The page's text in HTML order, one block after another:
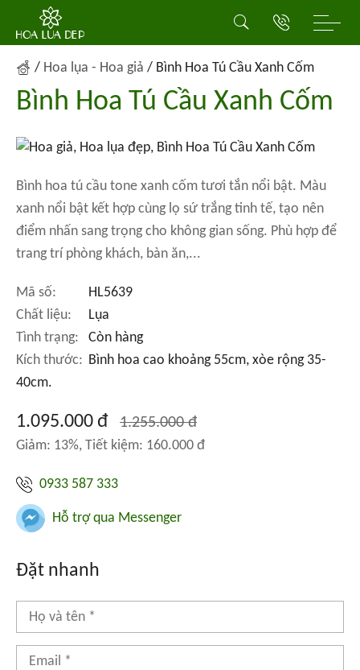
/ Hoa lụa - Hoa giả / Bình Hoa Tú Cầu Xanh Cốm
Bình Hoa Tú Cầu Xanh Cốm
Bình hoa tú cầu tone xanh cốm tươi tắn nổi bật. Màu
xanh nổi bật kết hợp cùng lọ sứ trắng tinh tế, tạo nên
điểm nhấn sang trọng cho không gian sống. Phù hợp để
trang trí phòng khách, bàn ăn,...
Mã số:
HL5639
Chất liệu:
Lụa
Tình trạng:
Còn hàng
Kích thước: Bình hoa cao khoảng 55cm, xòe rộng 35-
40cm.
1.095.000 đ 1.255.000 đ
Giảm: 13%, Tiết kiệm: 160.000 đ
0933 587 333
Hỗ trợ qua Messenger
Đặt nhanh